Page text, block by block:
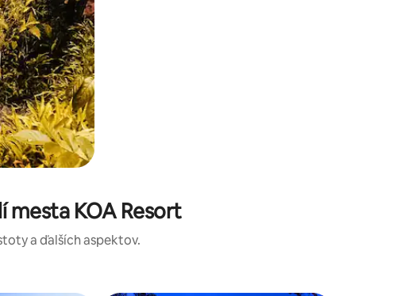
mesta KOA Resort
a ďalších aspektov.